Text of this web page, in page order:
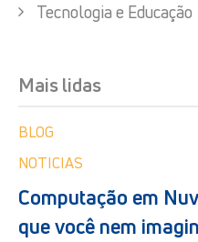
Tecnologia e Educação
Mais lidas
BLOG
NOTICIAS
Computação em
que você nem